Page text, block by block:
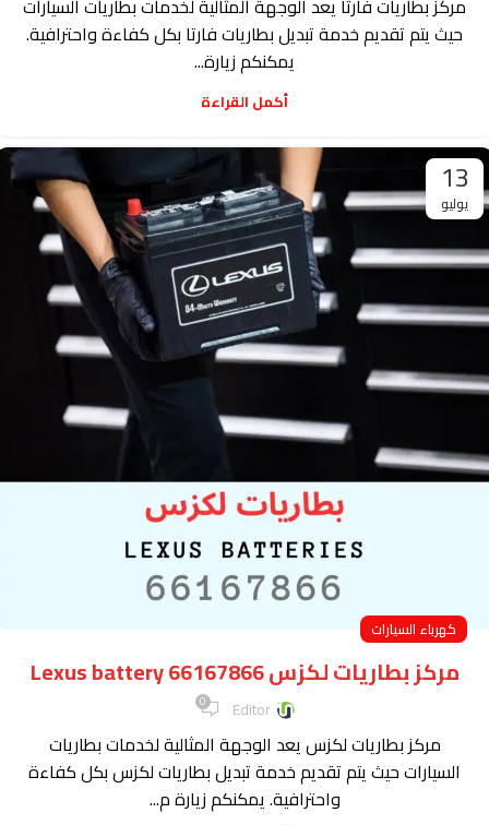
مركز بطاريات فارتا يعد الوجهة المثالية لخدمات بطاريات السيارات
حيث يتم تقديم خدمة تبديل بطاريات فارتا بكل كفاءة واحترافية.
يمكنكم زيارة...
أكمل القراءة
13
يوليو
كهرباء السيارات
مركز بطاريات لكزس Lexus battery 66167866
Editor
0
مركز بطاريات لكزس يعد الوجهة المثالية لخدمات بطاريات
السيارات حيث يتم تقديم خدمة تبديل بطاريات لكزس بكل كفاءة
واحترافية. يمكنكم زيارة م...